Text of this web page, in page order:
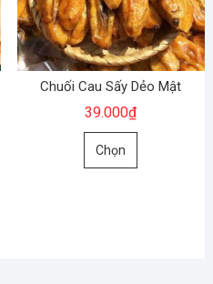
có
thể
được
chọn
phẩm
Chuối Cau Sấy Dẻo Mật
39.000₫
Chọn
Sản